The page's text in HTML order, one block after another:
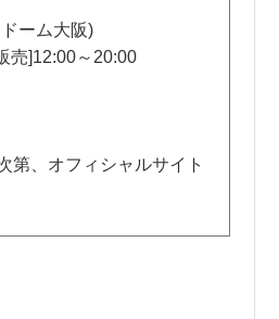
ーム大阪)
売]12:00～20:00
第、オフィシャルサイト